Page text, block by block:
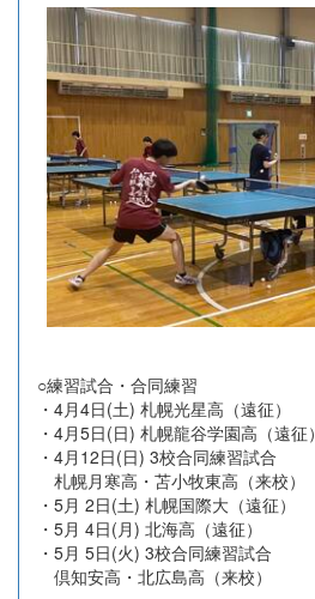
○練習試合・合同練習
・4月4日(土) 札幌光星高（遠征）
・4月5日(日) 札幌龍谷学園高（遠征）
・4月12日(日) 3校合同練習試合
札幌月寒高・苫小牧東高（来校）
・5月 2日(土) 札幌国際大（遠征）
・5月 4日(月) 北海高（遠征）
・5月 5日(火) 3校合同練習試合
倶知安高・北広島高（来校）